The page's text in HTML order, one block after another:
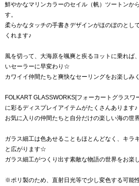
鮮やかなマリンカラーのセイル（帆）ツートンか
す。
柔らかなタッチの手書きデザインがほのぼのとし
くれます♪
風を切って、大海原を颯爽と疾るヨットに乗れば
いセーラーに早変わり☆
カワイイ仲間たちと爽快なセーリングをお楽しみ
FOLKART GLASSWORKS[フォーカートグラスワ
に彩るディスプレイアイテムがたくさんあります♪
お気に入りの仲間たちと自分だけの楽しい海の世
ガラス細工は色あせることもほとんどなく、キラ
と広がります☆
ガラス細工がつくり出す素敵な物語の世界をお楽
※ポリ製のため、直射日光等で少し変色する可能